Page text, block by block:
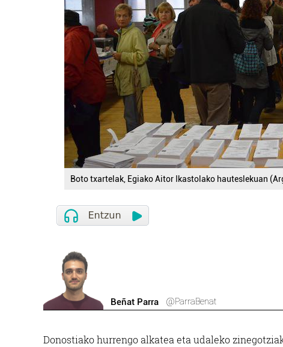
Boto txartelak, Egiako Aitor Ikastolako hauteslekuan
Beñat Parra @ParraBenat
Donostiako hurrengo alkatea eta udaleko